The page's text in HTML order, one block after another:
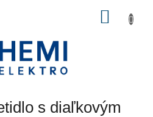
s diaľkovým